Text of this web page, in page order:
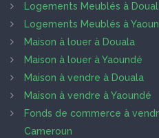
Logements Meublés à
Logements Meublés à
Maison à louer à Douala
Maison à louer à Yaoundé
Maison à vendre à Douala
Maison à vendre à Yaoundé
Fonds de commerce à
Cameroun